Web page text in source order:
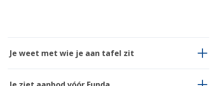
Je weet met wie je aan tafel zit